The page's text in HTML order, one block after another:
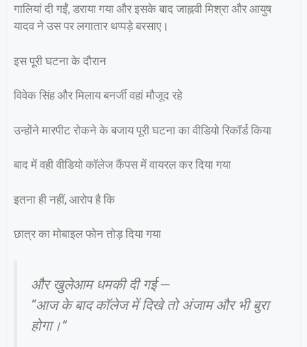
गालियां दी गईं, डराया गया और इसके बाद जाह्नवी मिश्रा और आयुष
यादव ने उस पर लगातार थप्पड़े बरसाए।
इस पूरी घटना के दौरान
विवेक सिंह और मिलाय बनर्जी वहां मौजूद रहे
उन्होंने मारपीट रोकने के बजाय पूरी घटना का वीडियो रिकॉर्ड किया
बाद में वही वीडियो कॉलेज कैंपस में वायरल कर दिया गया
इतना ही नहीं, आरोप है कि
छात्र का मोबाइल फोन तोड़ दिया गया
और खुलेआम धमकी दी गई —
“आज के बाद कॉलेज में दिखे तो अंजाम और भी बुरा
होगा।”